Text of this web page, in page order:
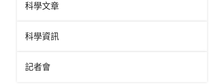
科學文章
科學資訊
記者會